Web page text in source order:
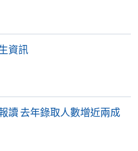
資訊
讀 去年錄取人數增近兩成